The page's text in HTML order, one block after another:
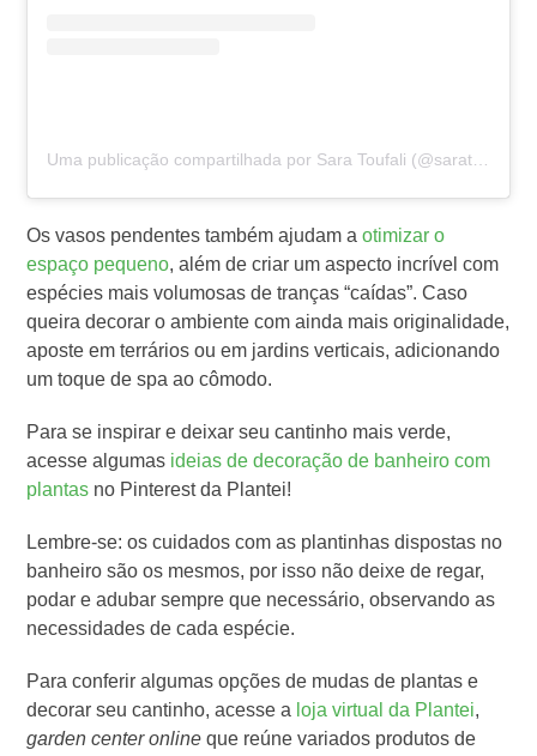
Os vasos pendentes também ajudam aotimizar o
espaço pequeno, além de criar um aspecto incrível com
espécies mais volumosas de tranças “caídas”. Caso
queira decorar o ambiente com ainda mais originalidade,
aposte em terrários ou em jardins verticais, adicionando
um toque de spa ao cômodo.
Para se inspirar e deixar seu cantinho mais verde,
acesse algumas ideias de decoração de banheiro com
plantas no Pinterest da Plantei!
Lembre-se: os cuidados com as plantinhas dispostas no
banheiro são os mesmos, por isso não deixe de regar,
podar e adubar sempre que necessário, observando as
necessidades de cada espécie.
Para conferir algumas opções de mudas de plantas e
decorar seu cantinho, acesse a loja virtual da Plantei,
garden center online que reúne variados produtos de